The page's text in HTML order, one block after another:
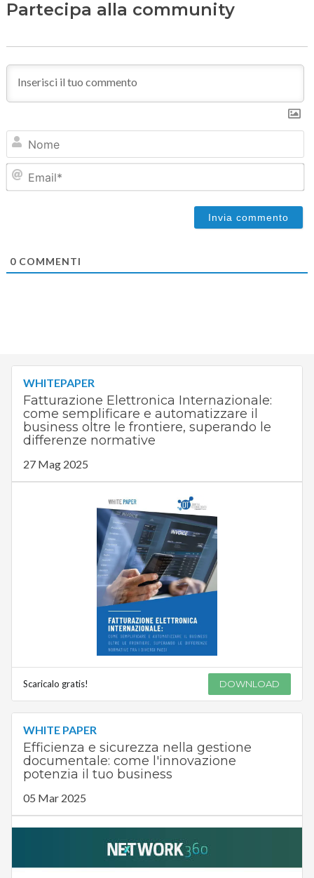
Partecipa alla community
0COMMENTI
WHITEPAPER
Fatturazione Elettronica Internazionale:
come semplificare e automatizzare il
business oltre le frontiere, superando le
differenze normative
27 Mag 2025
Scaricalo gratis! DOWNLOAD
WHITE PAPER
Efficienza e sicurezza nella gestione
documentale: come l'innovazione
potenzia il tuo business
05 Mar 2025